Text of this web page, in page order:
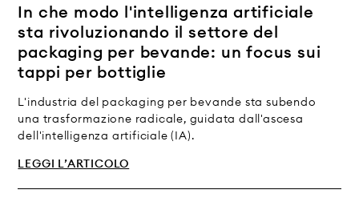
In che modo l'intelligenza artificiale
sta rivoluzionando il settore del
packaging per bevande: un focus sui
tappi per bottiglie
L'industria del packaging per bevande sta subendo
una trasformazione radicale, guidata dall'ascesa
dell'intelligenza artificiale (IA).
LEGGI L’ARTICOLO